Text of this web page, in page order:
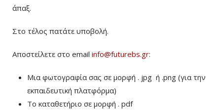
άπαξ.
Στο τέλος πατάτε υποβολή.
Αποστείλετε στο email info@futurebs.gr:
Μια φωτογραφία σας σε μορφή . jpg ή .png (για την
εκπαιδευτική πλατφόρμα)
To καταθετήριο σε μορφή . pdf